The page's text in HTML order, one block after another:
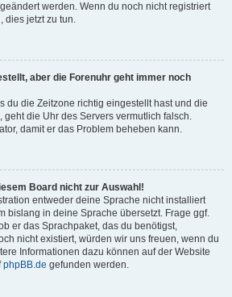
werden. Wenn du noch nicht registriert
dies jetzt zu tun.
aber die Forenuhr geht immer noch
du die Zeitzone richtig eingestellt hast und die
geht die Uhr des Servers vermutlich falsch.
damit er das Problem beheben kann.
Board nicht zur Auswahl!
entweder deine Sprache nicht installiert
bislang in deine Sprache übersetzt. Frage ggf.
er das Sprachpaket, das du benötigst,
nicht existiert, würden wir uns freuen, wenn du
Informationen dazu können auf der Website
phpBB.de gefunden werden.